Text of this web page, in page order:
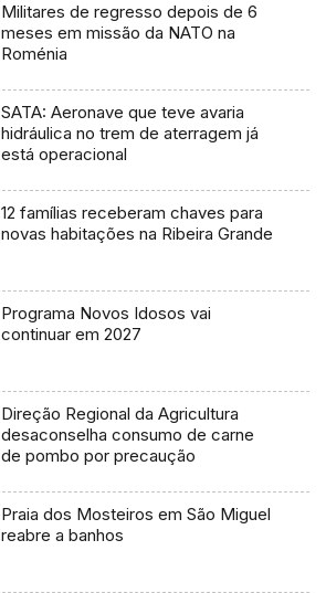
Militares de regresso depois de 6
meses em missão da NATO na
Roménia
SATA: Aeronave que teve avaria
hidráulica no trem de aterragem já
está operacional
12 famílias receberam chaves para
novas habitações na Ribeira Grande
Programa Novos Idosos vai
continuar em 2027
Direção Regional da Agricultura
desaconselha consumo de carne
de pombo por precaução
Praia dos Mosteiros em São Miguel
reabre a banhos